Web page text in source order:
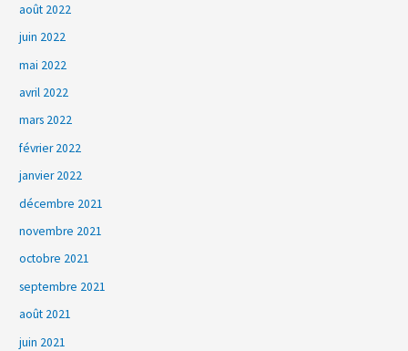
août 2022
juin 2022
mai 2022
avril 2022
mars 2022
février 2022
janvier 2022
décembre 2021
novembre 2021
octobre 2021
septembre 2021
août 2021
juin 2021